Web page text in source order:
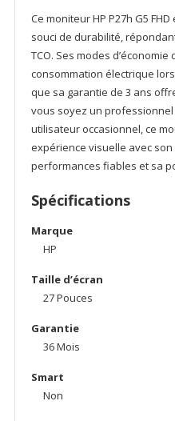
Ce moniteur HP P27h G5
souci de durabilité,
TCO. Ses modes
consommation électrique
que sa garantie de 3 ans
vous soyez un
utilisateur occasionnel, ce
expérience visuelle avec
performances fiables et sa
Spécifications
Marque
HP
Taille d’écran
27 Pouces
Garantie
36 Mois
Smart
Non